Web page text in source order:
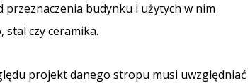
budynku i użytych w nim
czy ceramika.
projekt danego stropu musi uwzględniać